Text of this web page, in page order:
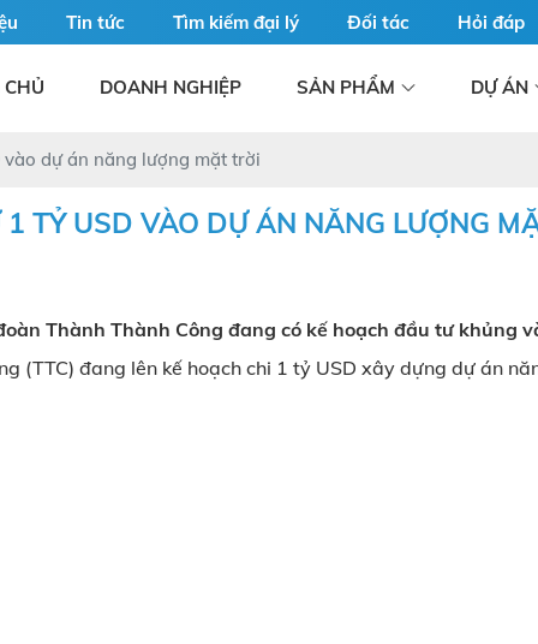
Tin tức Tìm kiếm đại lý Đối tác Hỏi đáp
DOANH NGHIỆP SẢN PHẨM DỰ ÁN
dự án năng lượng mặt trời
TỶ USD VÀO DỰ ÁN NĂNG LƯỢNG
Thành Thành Công đang có kế hoạch đầu tư khủng
(TTC) đang lên kế hoạch chi 1 tỷ USD xây dựng dự án